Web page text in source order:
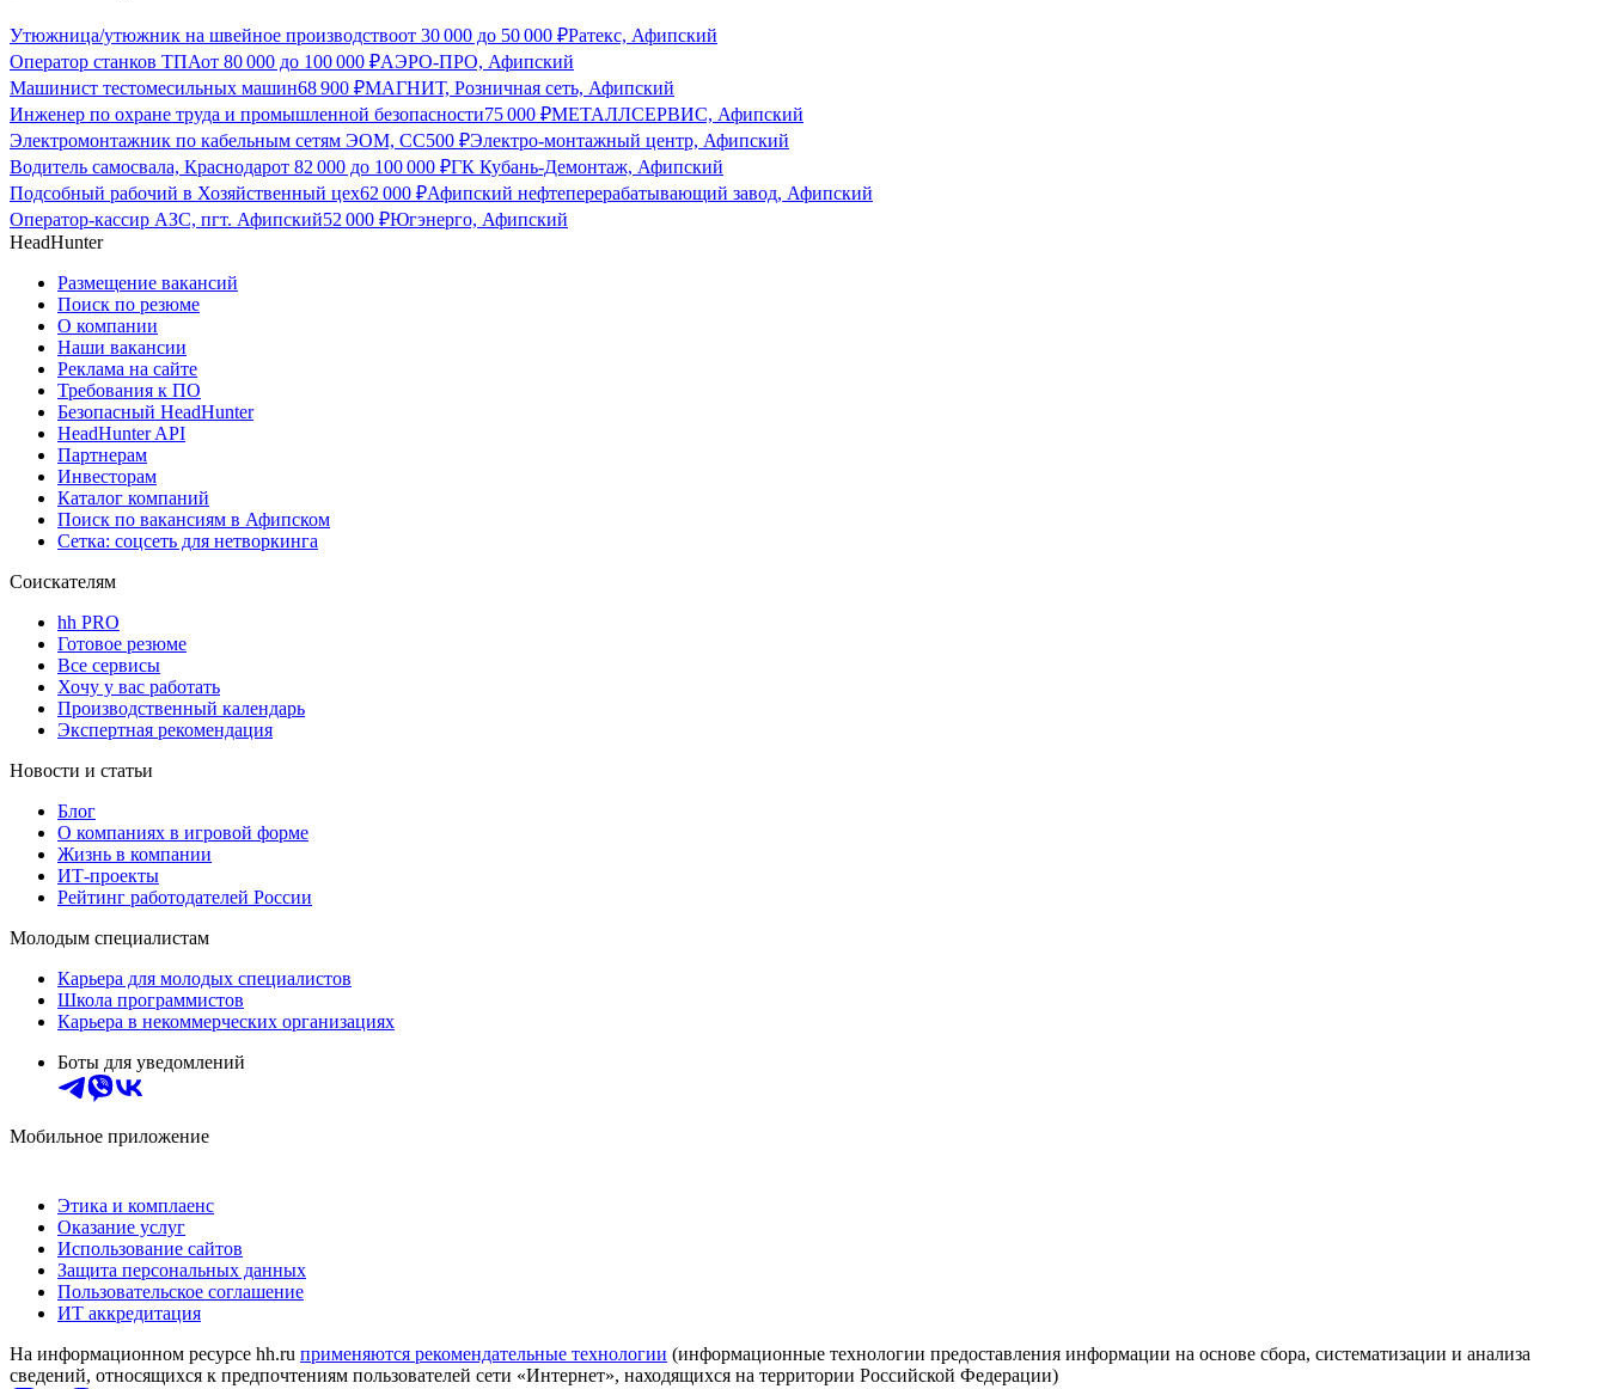
Утюжница/утюжник на швейное производствоот 30 000 до 50 000 ₽Ратекс, Афипский
Оператор станков ТПАот 80 000 до 100 000 ₽АЭРО-ПРО, Афипский
Машинист тестомесильных машин68 900 ₽МАГНИТ, Розничная сеть, Афипский
Инженер по охране труда и промышленной безопасности75 000 ₽МЕТАЛЛСЕРВИС, Афипский
Электромонтажник по кабельным сетям ЭОМ, СС500 ₽Электро-монтажный центр, Афипский
Водитель самосвала, Краснодарот 82 000 до 100 000 ₽ГК Кубань-Демонтаж, Афипский
Подсобный рабочий в Хозяйственный цех62 000 ₽Афипский нефтеперерабатывающий завод, Афипский
Оператор-кассир АЗС, пгт. Афипский52 000 ₽Югэнерго, Афипский
HeadHunter
Размещение вакансий
Поиск по резюме
О компании
Наши вакансии
Реклама на сайте
Требования к ПО
Безопасный HeadHunter
HeadHunter API
Партнерам
Инвесторам
Каталог компаний
Поиск по вакансиям в Афипском
Сетка: соцсеть для нетворкинга
Соискателям
hh PRO
Готовое резюме
Все сервисы
Хочу у вас работать
Производственный календарь
Экспертная рекомендация
Новости и статьи
Блог
О компаниях в игровой форме
Жизнь в компании
ИТ-проекты
Рейтинг работодателей России
Молодым специалистам
Карьера для молодых специалистов
Школа программистов
Карьера в некоммерческих организациях
Боты для уведомлений
Мобильное приложение
Этика и комплаенс
Оказание услуг
Использование сайтов
Защита персональных данных
Пользовательское соглашение
ИТ аккредитация
На информационном ресурсе hh.ru применяются рекомендательные технологии (информационные технологии предоставления информации на основе сбора, систематизации и анализа
сведений, относящихся к предпочтениям пользователей сети «Интернет», находящихся на территории Российской Федерации)